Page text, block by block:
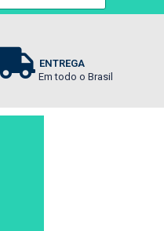
ENTREGA
Em todo o Brasil